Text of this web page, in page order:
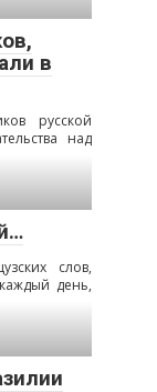
в
русской
над
слов,
день,